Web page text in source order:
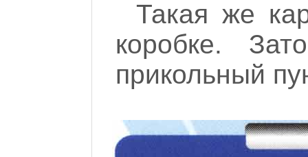
Такая же
коробке.
прикольный